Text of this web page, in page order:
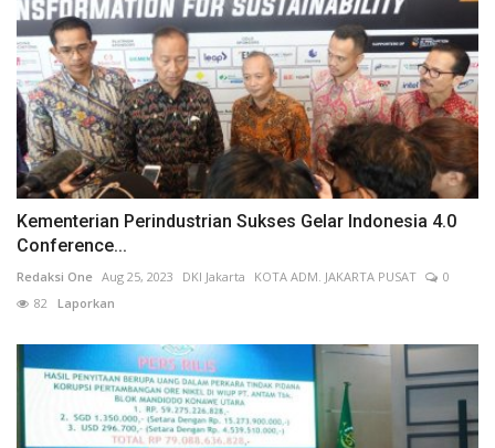
Kementerian Perindustrian Sukses Gelar Indonesia 4.0
Conference...
Redaksi One Aug 25, 2023 DKI Jakarta KOTA ADM. JAKARTA PUSAT
0
82 Laporkan